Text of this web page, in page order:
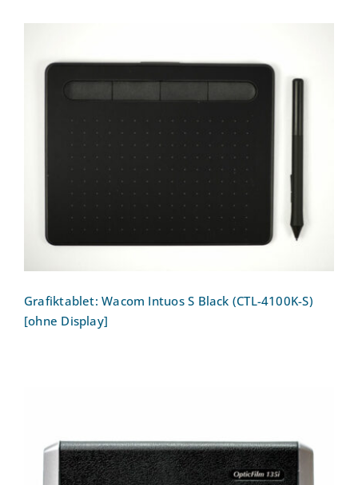
Grafiktablet: Wacom Intuos S Black
(CTL-4100K-S) [ohne Display]
Grafiktablet: Wacom Intuos S Black (CTL-4100K-S)
[ohne Display]